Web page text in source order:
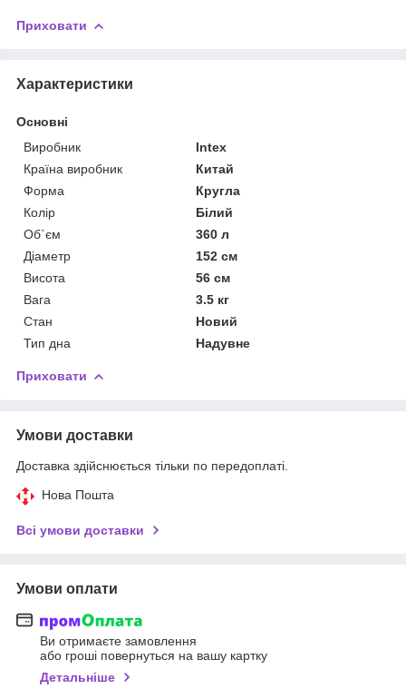
Приховати
Характеристики
Основні
Виробник
Intex
Країна виробник
Китай
Форма
Кругла
Колір
Білий
Об`єм
360 л
Діаметр
152 см
Висота
56 см
Вага
3.5 кг
Стан
Новий
Тип дна
Надувне
Приховати
Умови доставки
Доставка здійснюється тільки по передоплаті.
Нова Пошта
Всі умови доставки
Умови оплати
Ви отримаєте замовлення
або гроші повернуться на вашу картку
Детальніше